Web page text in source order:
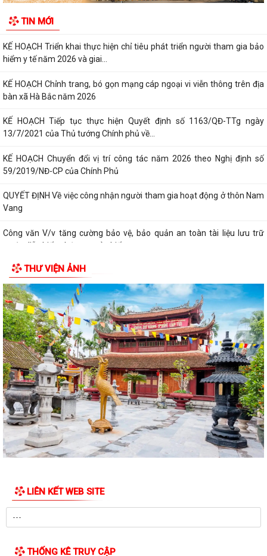
TIN MỚI
tượng 4 năm 2026.
KẾ HOẠCH Triển khai thực hiện chỉ tiêu phát triển người tham gia bảo
hiểm y tế năm 2026 và giai...
KẾ HOẠCH Chỉnh trang, bó gọn mạng cáp ngoại vi viễn thông trên địa
bàn xã Hà Bắc năm 2026
KẾ HOẠCH Tiếp tục thực hiện Quyết định số 1163/QĐ-TTg ngày
13/7/2021 của Thủ tướng Chính phủ về...
KẾ HOẠCH Chuyển đổi vị trí công tác năm 2026 theo Nghị định số
59/2019/NĐ-CP của Chính Phủ
QUYẾT ĐỊNH Về việc công nhận người tham gia hoạt động ở thôn Nam
Vang
Công văn V/v tăng cường bảo vệ, bảo quản an toàn tài liệu lưu trữ
trước diễn biến phức tạp của biến...
KẾ HOẠCH Tăng cường thực thi hiệu quả Công ước về quyền của người
khuyết tật và các khuyến nghị phù...
QUYẾT ĐỊNH Cho thôi giữ chức danh Chủ tịch Hội Người cao tuổi xã Hà
Bắc nhiệm kỳ 2026 - 2031
QUYẾT ĐỊNH Công nhận chức danh Chủ tịch Hội Người cao tuổi xã Hà
Bắc nhiệm kỳ 2026 - 2031
THÔNG BÁO KẾT LUẬN CỦA BAN THƯỜNG VỤ THÀNH ỦY về phương
án, kế hoạch sắp xếp các cơ sở giáo dục mầm...
QUYẾT ĐỊNH Về việc công nhận người tham gia hoạt động ở thôn Cổ
Chẩm 1
QUYẾT ĐỊNH Về việc công nhận người tham gia hoạt động ở thôn Cổ
TỜ TRÌNH Về việc bổ nhiệm và xếp lương đối với viên chức trúng tuyển
kỳ xét thăng hạng chức danh...
Kế hoạch Tổ chức Hội nghị Tổng...
THƯ VIỆN ẢNH
LIÊN KẾT WEB SITE
THỐNG KÊ TRUY CẬP